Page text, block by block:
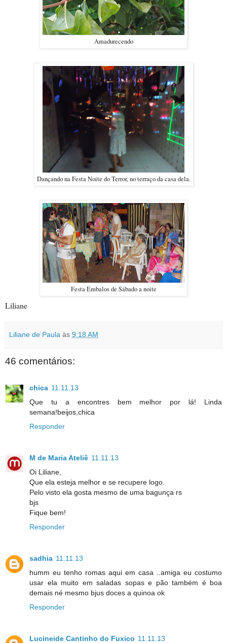
Amadurecendo
Dançando na Festa Noite do Terror, no terraço da casa dela.
Festa Embalos de Sábado a noite
Liliane
Liliane de Paula às 9:18 AM
46 comentários:
chica 11.11.13
Que tu a encontres bem melhor por lá! Linda
semana!beijos,chica
Responder
M de Maria Ateliê 11.11.13
Oi Liliane,
Que ela esteja melhor e se recupere logo.
Pelo visto ela gosta mesmo de uma bagunça rs
bjs
Fique bem!
Responder
sadhia 11.11.13
humm eu tenho romas aqui em casa ..amiga eu costumo
usar ela muito em saladas sopas e pão também é boa
demais né mesmo bjus doces a quinoa ok
Responder
Lucineide Cantinho do Fuxico 11.11.13